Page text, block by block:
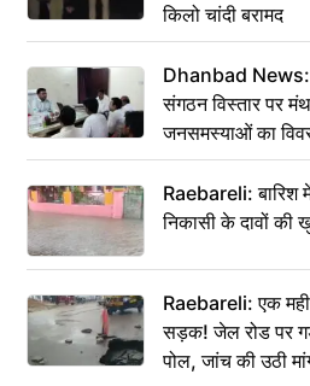
किलो चांदी बरामद
Dhanbad News:
संगठन विस्तार पर
जनसमस्याओं का
Raebareli: बारिश
निकासी के दावों की
Raebareli: एक
सड़क! जेल रोड पर
पोल, जांच की उठी